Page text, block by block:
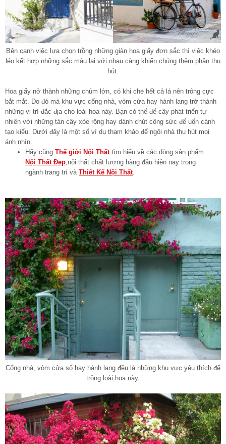
Bên cạnh việc lựa chọn trồng những giàn hoa giấy đơn sắc thì việc khéo
léo kết hợp những sắc màu lại với nhau càng khiến chúng thêm phần thu
hút.
Hoa giấy nở thành những chùm lớn, có khi che hết cả lá nên trông cực
bắt mắt. Do đó mà khu vực cổng nhà, vòm cửa hay hành lang trở thành
những vị trí đắc địa cho loài hoa này. Bạn có thể để cây phát triển tự
nhiên với những tán cây xòe rộng hay dành chút công sức để uốn cành
tạo kiểu. Dưới đây là một số ví dụ tham khảo để ngôi nhà thu hút mọi
ánh nhìn.
Hãy cũng Thế giới Nội Thất tìm hiểu về các dòng sản phẩm
Nội Thất Đẹp ,nội thất chất lượng hàng đầu hiện nay trong
ngành trang trí và Thiết Kế Nội Thất
Cổng nhà, vòm cửa sổ hay hành lang đều là những khu vực yêu thích để
trồng loài hoa này.